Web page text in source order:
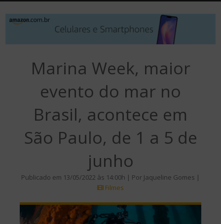
Marina Week, maior
evento do mar no
Brasil, acontece em
São Paulo, de 1 a 5 de
junho
Publicado em 13/05/2022 às 14:00h | Por Jaqueline Gomes |
Filmes